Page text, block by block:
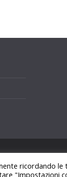
ricordando le
"Impostazioni